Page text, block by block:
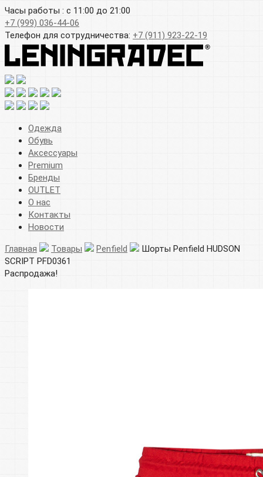
Часы работы : с 11:00 до 21:00
+7 (999) 036-44-06
Телефон для сотрудничества: +7 (911) 923-22-19
Одежда
Обувь
Аксессуары
Premium
Бренды
OUTLET
О нас
Контакты
Новости
Главная Товары Penfield
Шорты Penfield HUDSON
SCRIPT PFD0361
Распродажа!